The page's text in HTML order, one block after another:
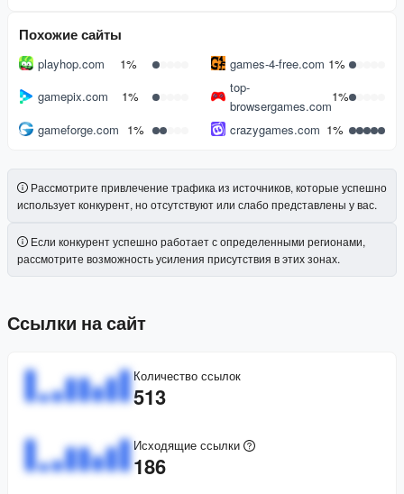
Похожие сайты
playhop.com 1% games-4-free.com 1%
gamepix.com
1%
top-
browsergames.com
1%
gameforge.com 1% crazygames.com 1%
Рассмотрите привлечение трафика из источников, которые успешно
использует конкурент, но отсутствуют или слабо представлены у вас.
Если конкурент успешно работает с определенными регионами,
рассмотрите возможность усиления присутствия в этих зонах.
Ссылки на сайт
Количество ссылок
513
Исходящие ссылки
186